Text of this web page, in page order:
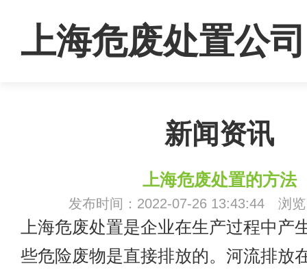
上海危废处置公司
新闻资讯
上海危废处置的方法
发布时间：2022-07-26 13:43:44 浏览
上海危废处置是企业在生产过程中产
些危险废物是直接排放的。河流排放